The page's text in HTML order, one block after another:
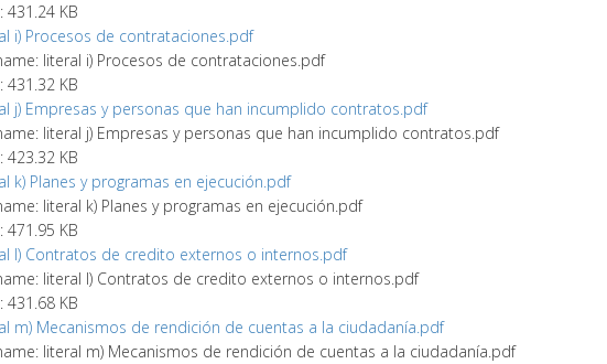
431.24 KB
i) Procesos de contrataciones.pdf
literal i) Procesos de contrataciones.pdf
431.32 KB
j) Empresas y personas que han incumplido contratos.pdf
literal j) Empresas y personas que han incumplido contratos.pdf
423.32 KB
k) Planes y programas en ejecución.pdf
literal k) Planes y programas en ejecución.pdf
471.95 KB
l) Contratos de credito externos o internos.pdf
literal l) Contratos de credito externos o internos.pdf
431.68 KB
m) Mecanismos de rendición de cuentas a la ciudadanía.pdf
literal m) Mecanismos de rendición de cuentas a la ciudadanía.pdf